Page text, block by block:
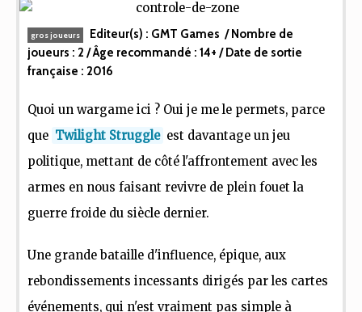
gros joueurs Editeur(s) : GMT Games / Nombre de
joueurs : 2 / Âge recommandé : 14+ / Date de sortie
française : 2016
Quoi un wargame ici ? Oui je me le permets, parce
que Twilight Struggle est davantage un jeu
politique, mettant de côté l'affrontement avec les
armes en nous faisant revivre de plein fouet la
guerre froide du siècle dernier.
Une grande bataille d'influence, épique, aux
rebondissements incessants dirigés par les cartes
événements, qui n'est vraiment pas simple à